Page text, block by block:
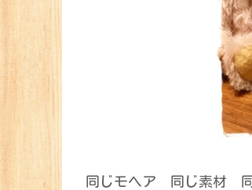
同じモヘア 同じ素材 同